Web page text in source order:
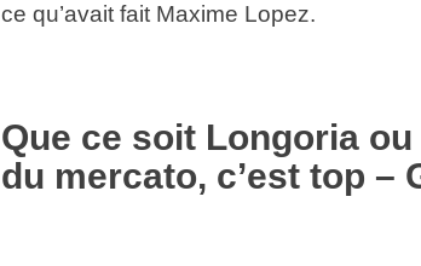
ce qu’avait fait Maxime Lopez.
Que ce soit Longoria
du mercato, c’est top –